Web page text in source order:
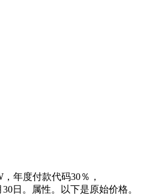
年度付款代码30％，
日。属性。以下是原始价格。